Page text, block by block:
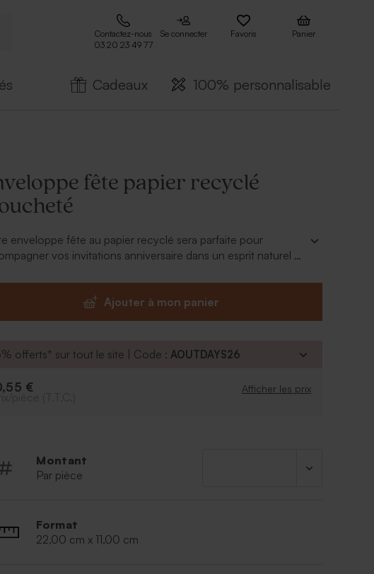
Contactez-nous
03 20 23 49 77
Se connecter Favoris Panier
Cadeaux 100% personnalisable
fête papier recyclé
enveloppe fête au papier recyclé sera parfaite pour
vos invitations anniversaire dans un esprit naturel et
Ajouter à mon panier
offerts* sur tout le site | Code :AOUTDAYS26
€ Afficher les prix
Montant
Par pièce
Format
22,00 cm x 11,00 cm